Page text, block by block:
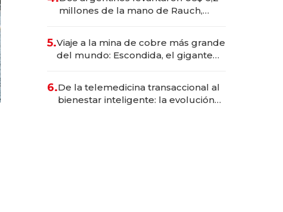
millones de la mano de Rauch,
5.Viaje a la mina de cobre más grande
del mundo: Escondida, el gigante
6.De la telemedicina transaccional al
bienestar inteligente: la evolución